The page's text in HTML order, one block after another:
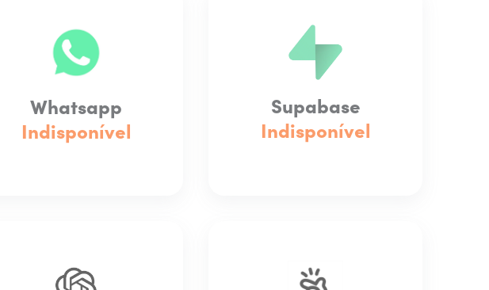
Whatsapp
Indisponível
Supabase
Indisponível